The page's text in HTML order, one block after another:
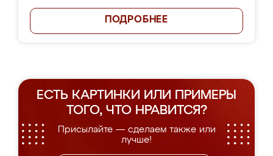
ПОДРОБНЕЕ
ЕСТЬ КАРТИНКИ ИЛИ ПРИМЕРЫ
ТОГО, ЧТО НРАВИТСЯ?
Присылайте — сделаем также или
лучше!